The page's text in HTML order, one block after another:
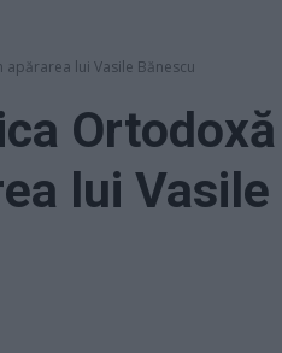
lui Vasile Bănescu
Ortodoxă
lui Vasile